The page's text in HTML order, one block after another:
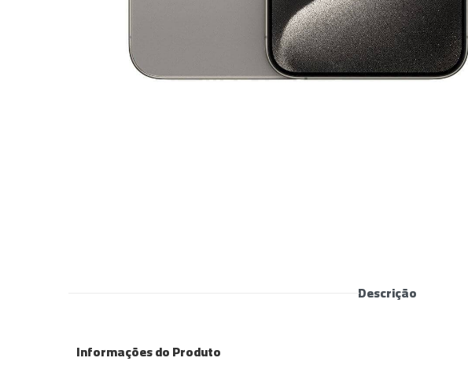
Descrição
Informações do Produto